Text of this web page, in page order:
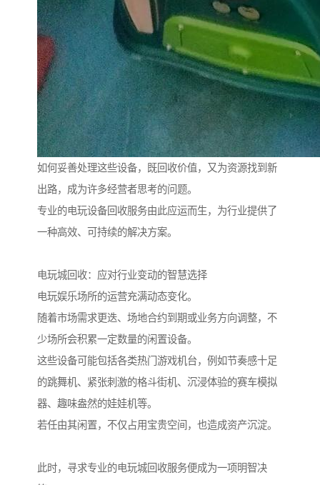
如何妥善处理这些设备，既回收价值，又为资源找到新
出路，成为许多经营者思考的问题。
专业的电玩设备回收服务由此应运而生，为行业提供了
一种高效、可持续的解决方案。
电玩城回收：应对行业变动的智慧选择
电玩娱乐场所的运营充满动态变化。
随着市场需求更迭、场地合约到期或业务方向调整，不
少场所会积累一定数量的闲置设备。
这些设备可能包括各类热门游戏机台，例如节奏感十足
的跳舞机、紧张刺激的格斗街机、沉浸体验的赛车模拟
器、趣味盎然的娃娃机等。
若任由其闲置，不仅占用宝贵空间，也造成资产沉淀。
此时，寻求专业的电玩城回收服务便成为一项明智决